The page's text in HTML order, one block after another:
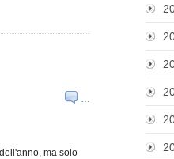
…
ma solo